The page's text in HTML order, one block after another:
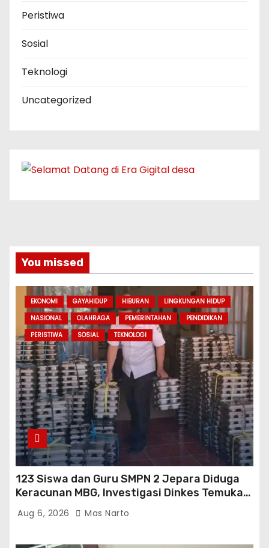
Peristiwa
Sosial
Teknologi
Uncategorized
You missed
EKONOMI GAYAHIDUP HIBURAN
LINGKUNGAN HIDUP
NASIONAL
OLAHRAGA PEMERINTAHAN
PENDIDIKAN
PERISTIWA
SOSIAL TEKNOLOGI
123 Siswa dan Guru SMPN 2 Jepara Diduga
Keracunan MBG, Investigasi Dinkes Temukan
Sejumlah Pelanggaran di Dapur SPPG
Aug 6, 2026 Mas Narto